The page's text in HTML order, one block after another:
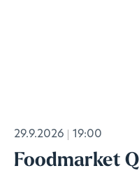
29.9.2026 19:00
Foodmarket